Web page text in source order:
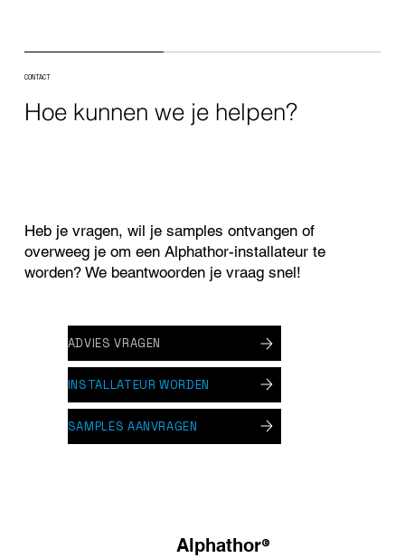
CONTACT
Hoe kunnen we je helpen?
Heb je vragen, wil je samples ontvangen of
overweeg je om een Alphathor-installateur te
worden? We beantwoorden je vraag snel!
INSTALLATEUR WORDEN
ADVIES VRAGEN
SAMPLES AANVRAGEN
Alphathor®